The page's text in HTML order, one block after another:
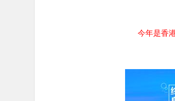
今年是香